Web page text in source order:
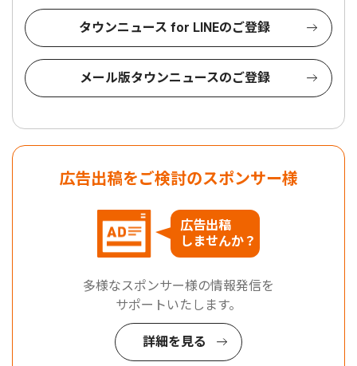
タウンニュース for LINEのご登録
メール版タウンニュースのご登録
広告出稿をご検討のスポンサー様
広告出稿
しませんか？
多様なスポンサー様の情報発信を
サポートいたします。
詳細を見る